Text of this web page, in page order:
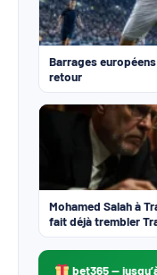
Barrages
retour
Mohamed Salah à
fait déjà trembler
bet365—